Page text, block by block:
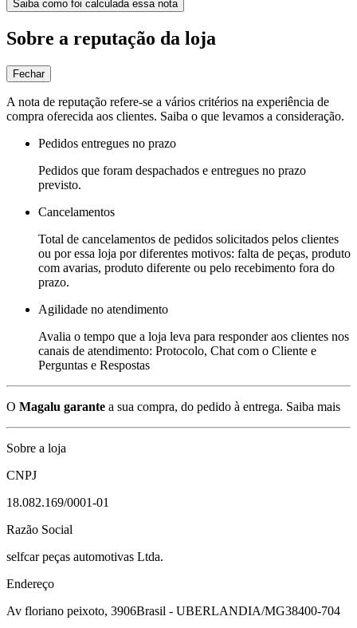
Saiba como foi calculada essa nota
Sobre a reputação da loja
Fechar
A nota de reputação refere-se a vários critérios na experiência de
compra oferecida aos clientes. Saiba o que levamos a consideração.
Pedidos entregues no prazo
Pedidos que foram despachados e entregues no prazo
previsto.
Cancelamentos
Total de cancelamentos de pedidos solicitados pelos clientes
ou por essa loja por diferentes motivos: falta de peças, produto
com avarias, produto diferente ou pelo recebimento fora do
prazo.
Agilidade no atendimento
Avalia o tempo que a loja leva para responder aos clientes nos
canais de atendimento: Protocolo, Chat com o Cliente e
Perguntas e Respostas
O Magalu garante a sua compra, do pedido à entrega. Saiba mais
Sobre a loja
CNPJ
18.082.169/0001-01
Razão Social
selfcar peças automotivas Ltda.
Endereço
Av floriano peixoto, 3906Brasil - UBERLANDIA/MG38400-704